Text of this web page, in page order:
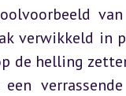
verwikkeld
de helling